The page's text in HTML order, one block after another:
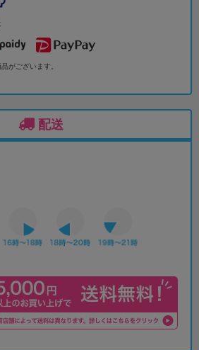
がございます。
配送